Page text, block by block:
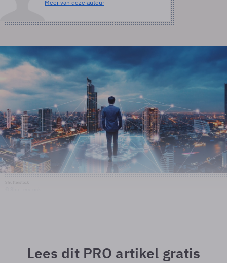
Meer van deze auteur
Lees dit PRO artikel gratis